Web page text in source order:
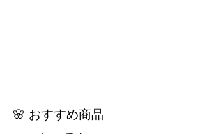
🌸 おすすめ商品